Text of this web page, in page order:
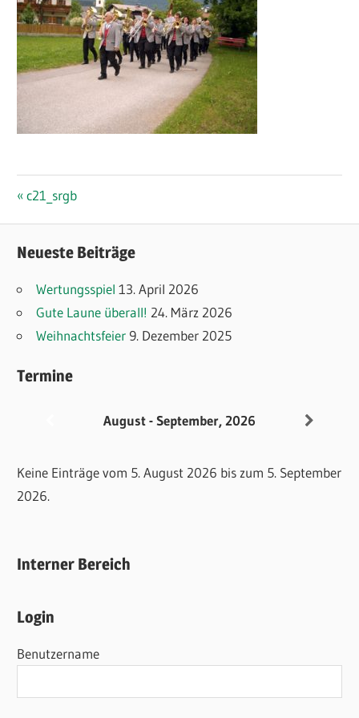
Beitragsnavigation
Vorheriger
c21_srgb
Neueste Beiträge
Wertungsspiel 13. April 2026
Gute Laune überall! 24. März 2026
Weihnachtsfeier 9. Dezember 2025
Termine
August - September, 2026
Keine Einträge vom 5. August 2026 bis zum 5. September
2026.
Interner Bereich
Login
Benutzername